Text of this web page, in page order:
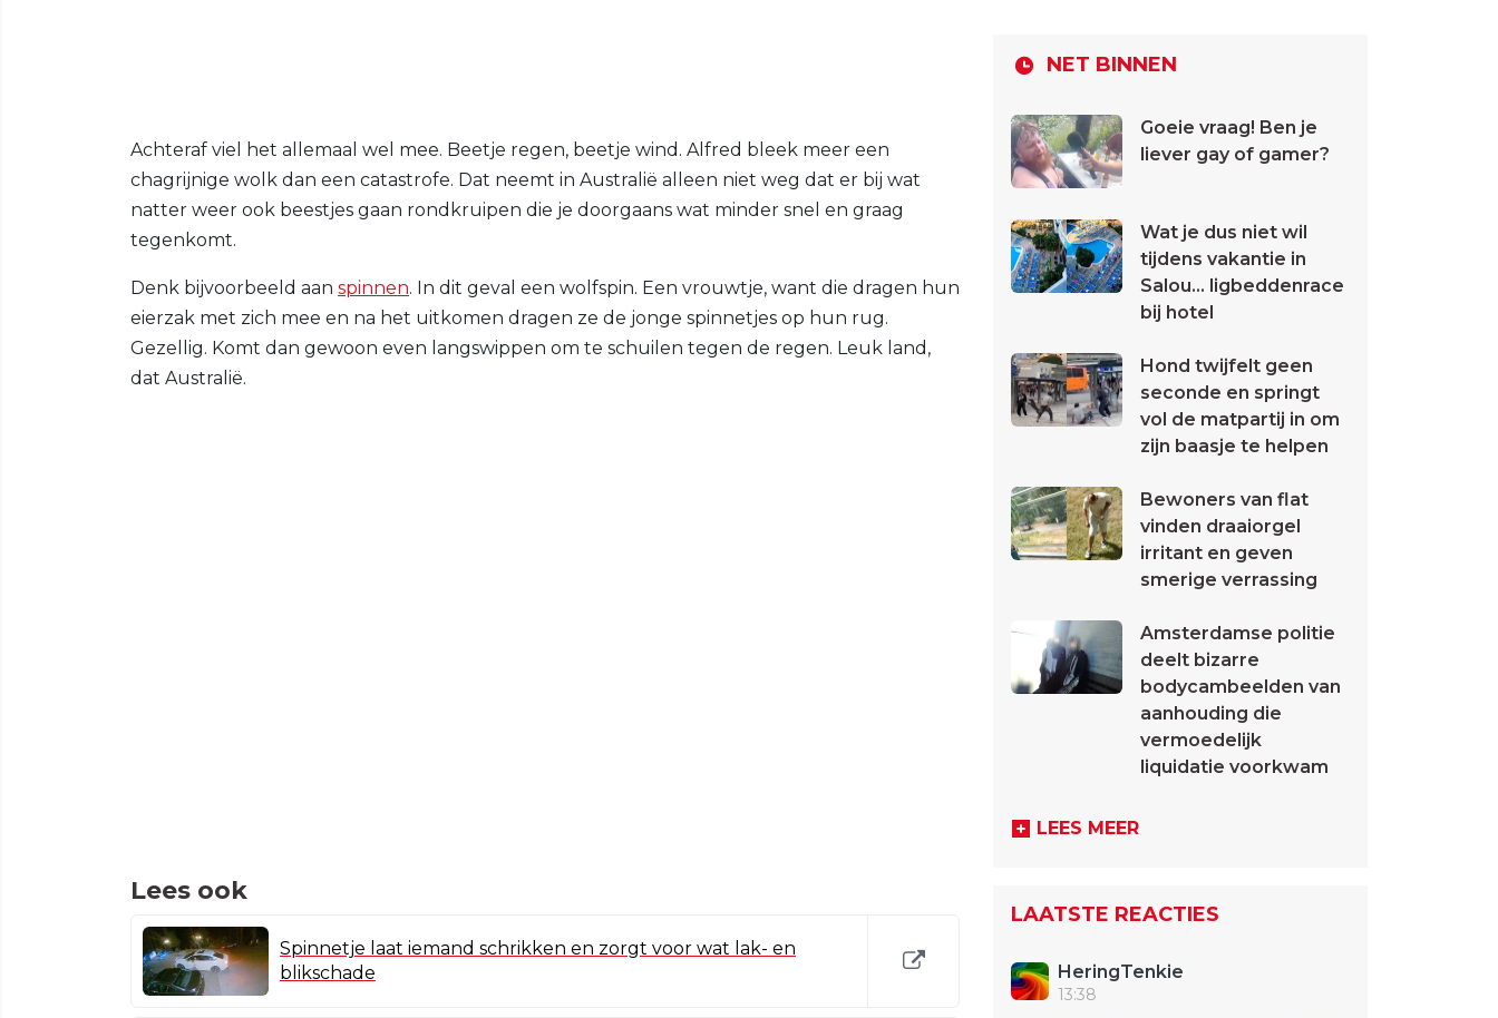
Achteraf viel het allemaal wel mee. Beetje regen, beetje wind. Alfred bleek meer een
chagrijnige wolk dan een catastrofe. Dat neemt in Australië alleen niet weg dat er bij wat
natter weer ook beestjes gaan rondkruipen die je doorgaans wat minder snel en graag
tegenkomt.
Denk bijvoorbeeld aan spinnen. In dit geval een wolfspin. Een vrouwtje, want die dragen hun
eierzak met zich mee en na het uitkomen dragen ze de jonge spinnetjes op hun rug.
Gezellig. Komt dan gewoon even langswippen om te schuilen tegen de regen. Leuk land,
dat Australië.
Lees ook
Spinnetje laat iemand schrikken en zorgt voor wat lak- en
blikschade
NET BINNEN
Goeie vraag! Ben je
liever gay of gamer?
Wat je dus niet wil
tijdens vakantie in
Salou... ligbeddenrace
bij hotel
Hond twijfelt geen
seconde en springt
vol de matpartij in om
zijn baasje te helpen
Bewoners van flat
vinden draaiorgel
irritant en geven
smerige verrassing
Amsterdamse politie
deelt bizarre
bodycambeelden van
aanhouding die
vermoedelijk
liquidatie voorkwam
LEES MEER
LAATSTE REACTIES
HeringTenkie
13:38